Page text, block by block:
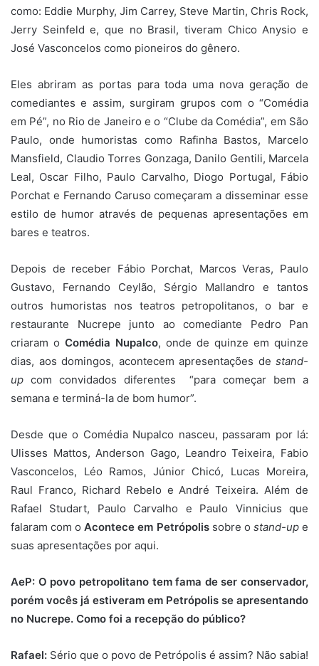
como: Eddie Murphy, Jim Carrey, Steve Martin, Chris Rock,
Jerry Seinfeld e, que no Brasil, tiveram Chico Anysio e
José Vasconcelos como pioneiros do gênero.
Eles abriram as portas para toda uma nova geração de
comediantes e assim, surgiram grupos com o “Comédia
em Pé”, no Rio de Janeiro e o “Clube da Comédia”, em São
Paulo, onde humoristas como Rafinha Bastos, Marcelo
Mansfield, Claudio Torres Gonzaga, Danilo Gentili, Marcela
Leal, Oscar Filho, Paulo Carvalho, Diogo Portugal, Fábio
Porchat e Fernando Caruso começaram a disseminar esse
estilo de humor através de pequenas apresentações em
bares e teatros.
Depois de receber Fábio Porchat, Marcos Veras, Paulo
Gustavo, Fernando Ceylão, Sérgio Mallandro e tantos
outros humoristas nos teatros petropolitanos, o bar e
restaurante Nucrepe junto ao comediante Pedro Pan
criaram o Comédia Nupalco, onde de quinze em quinze
dias, aos domingos, acontecem apresentações de stand-
up com convidados diferentes “para começar bem a
semana e terminá-la de bom humor”.
Desde que o Comédia Nupalco nasceu, passaram por lá:
Ulisses Mattos, Anderson Gago, Leandro Teixeira, Fabio
Vasconcelos, Léo Ramos, Júnior Chicó, Lucas Moreira,
Raul Franco, Richard Rebelo e André Teixeira. Além de
Rafael Studart, Paulo Carvalho e Paulo Vinnicius que
falaram com oAcontece em Petrópolissobre o stand-upe
suas apresentações por aqui.
AeP: O povo petropolitano tem fama de ser conservador,
porém vocês já estiveram em Petrópolis se apresentando
no Nucrepe. Como foi a recepção do público?
Rafael: Sério que o povo de Petrópolis é assim? Não sabia!